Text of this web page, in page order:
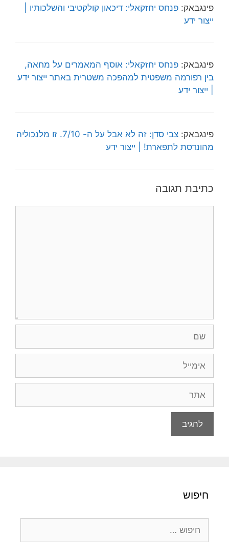
פינגבאק: פנחס יחזקאלי: דיכאון קולקטיבי והשלכותיו |
ייצור ידע
פינגבאק: פנחס יחזקאלי: אוסף המאמרים על מחאה,
בין רפורמה משפטית למהפכה משטרית באתר ייצור ידע
| ייצור ידע
פינגבאק:
צבי סדן: זה לא אבל על ה- 7/10. זו מלנכוליה
מהונדסת לתפארת! | ייצור ידע
כתיבת תגובה
חיפוש